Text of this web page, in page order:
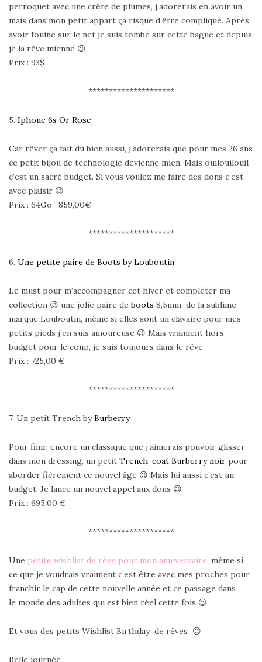
perroquet avec une crête de plumes, j’adorerais en avoir un
mais dans mon petit appart ça risque d’être compliqué. Après
avoir fouiné sur le net je suis tombé sur cette bague et depuis
je la rêve mienne 😉
Prix : 93$
*********************
5. Iphone 6s Or Rose
Car rêver ça fait du bien aussi, j’adorerais que pour mes 26 ans
ce petit bijou de technologie devienne mien. Mais ouilouilouil
c’est un sacré budget. Si vous voulez me faire des dons c’est
avec plaisir 😉
Prix : 64Go -859,00€
*********************
6. Une petite paire de Boots by Louboutin
Le must pour m’accompagner cet hiver et compléter ma
collection 😉 une jolie paire deboots 8,5mm de la sublime
marque Louboutin, même si elles sont un clavaire pour mes
petits pieds j’en suis amoureuse 😉 Mais vraiment hors
budget pour le coup, je suis toujours dans le rêve
Prix : 725,00 €
*********************
7. Un petit Trench byBurberry
Pour finir, encore un classique que j’aimerais pouvoir glisser
dans mon dressing, un petit Trench-coat Burberry noir pour
aborder fièrement ce nouvel âge 😉 Mais lui aussi c’est un
budget. Je lance un nouvel appel aux dons 😉
Prix : 695,00 €
*********************
Une petite wishlist de rêve pour mon anniversaire, même si
ce que je voudrais vraiment c’est être avec mes proches pour
franchir le cap de cette nouvelle année et ce passage dans
le monde des adultes qui est bien réel cette fois 😉
Et vous des petits Wishlist Birthday de rêves 😉
Belle journée